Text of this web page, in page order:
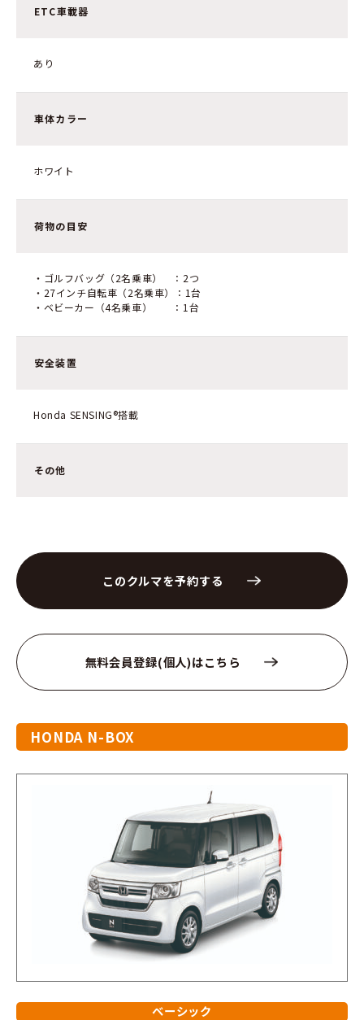
ETC車載器
あり
車体カラー
ホワイト
荷物の目安
・ゴルフバッグ（2名乗車） ：2つ
・27インチ自転車（2名乗車）：1台
・ベビーカー（4名乗車） ：1台
安全装置
Honda SENSING®搭載
その他
このクルマを予約する
無料会員登録(個人)はこちら
HONDA N-BOX
ベーシック